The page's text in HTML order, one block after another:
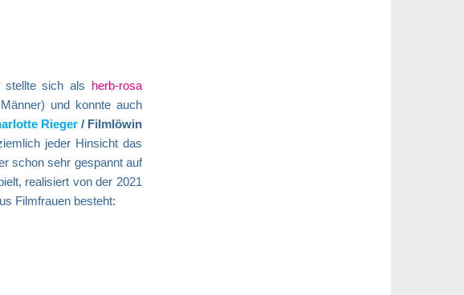
stellte sich als herb-rosa
und konnte auch
Rieger/ Filmlöwin
jeder Hinsicht das
schon sehr gespannt auf
realisiert von der 2021
Filmfrauen besteht: